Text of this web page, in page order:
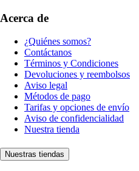
Acerca de
¿Quiénes somos?
Contáctanos
Términos y Condiciones
Devoluciones y reembolsos
Aviso legal
Métodos de pago
Tarifas y opciones de envío
Aviso de confidencialidad
Nuestra tienda
Nuestras tiendas